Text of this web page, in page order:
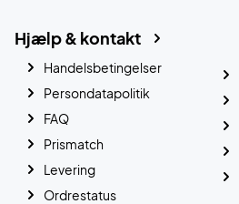
Hjælp & kontakt
Handelsbetingelser
Persondatapolitik
FAQ
Prismatch
Levering
Ordrestatus